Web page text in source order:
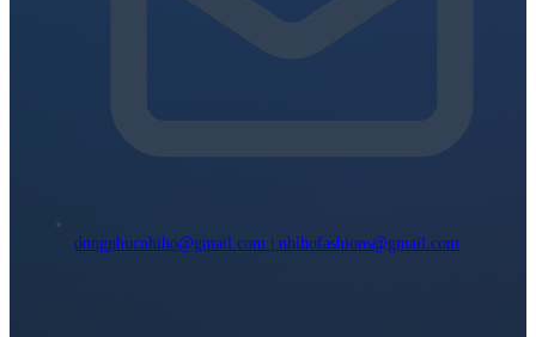
dongphucnhiho@gmail.com | nhihofashions@gmail.com